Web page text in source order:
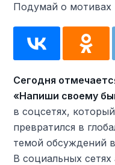
Подумай о мотивах
Сегодня
«Напиши своему
в соцсетях,
превратился в
темой обсуждений
В социальных сетях